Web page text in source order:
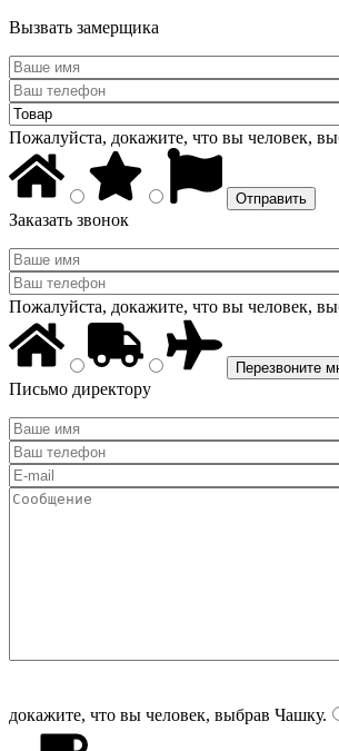
Вызвать замерщика
Пожалуйста, докажите, что вы человек,
Заказать звонок
Пожалуйста, докажите, что вы человек,
Письмо директору
докажите, что вы человек, выбрав Чашку.